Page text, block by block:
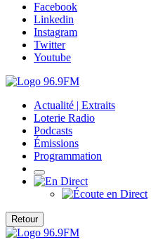
Facebook
Linkedin
Instagram
Twitter
Youtube
Actualité | Extraits
Loterie Radio
Podcasts
Émissions
Programmation
Retour